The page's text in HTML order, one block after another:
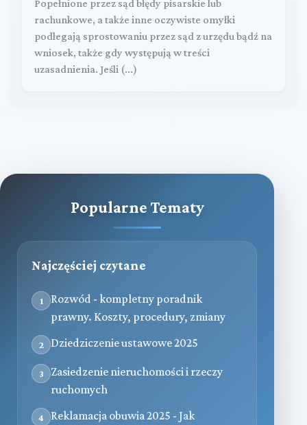
Popełnione przez sąd błędy pisarskie lub
rachunkowe, a także inne oczywiste omyłki
podlegają sprostowaniu przez sąd z urzędu bądź na
wniosek, także gdy występują w treści
uzasadnienia. Jeśli (...)
Popularne Tematy
Najczęściej czytane
1
Rozwód - kompletny poradnik
prawny. Koszty, procedury, zmiany
2 Dziedziczenie ustawowe 2025
3
Zasiedzenie nieruchomości i rzeczy
ruchomych
4
Reklamacja obuwia 2025 - Jak